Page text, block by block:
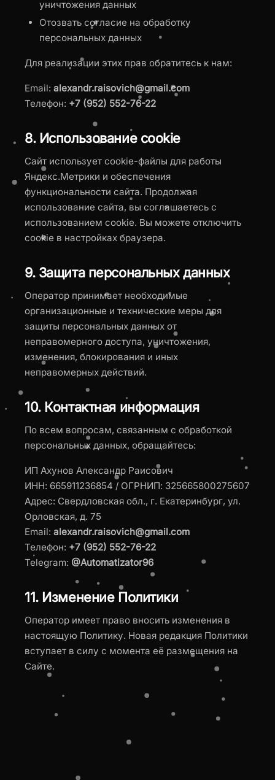
уничтожения данных
Отозвать согласие на обработку
персональных данных
Для реализации этих прав обратитесь к нам:
Email: alexandr.raisovich@gmail.com
Телефон: +7 (952) 552-76-22
8. Использование cookie
Сайт использует cookie-файлы для работы
Яндекс.Метрики и обеспечения
функциональности сайта. Продолжая
использование сайта, вы соглашаетесь с
использованием cookie. Вы можете отключить
cookie в настройках браузера.
9. Защита персональных данных
Оператор принимает необходимые
организационные и технические меры для
защиты персональных данных от
неправомерного доступа, уничтожения,
изменения, блокирования и иных
неправомерных действий.
10. Контактная информация
По всем вопросам, связанным с обработкой
персональных данных, обращайтесь:
ИП Ахунов Александр Раисович
ИНН: 665911236854 / ОГРНИП: 325665800275607
Адрес: Свердловская обл., г. Екатеринбург, ул.
Орловская, д. 75
Email: alexandr.raisovich@gmail.com
Телефон: +7 (952) 552-76-22
Telegram: @Automatizator96
11. Изменение Политики
Оператор имеет право вносить изменения в
настоящую Политику. Новая редакция Политики
вступает в силу с момента её размещения на
Сайте.